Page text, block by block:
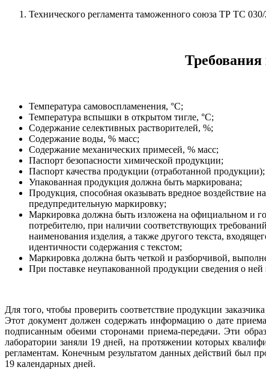
Технического регламента таможенного союза ТР ТС
Температура самовоспламенения, °С;
Температура вспышки в открытом тигле, °С;
Содержание селективных растворителей, %;
Содержание воды, % масс;
Содержание механических примесей, % масс;
Паспорт безопасности химической продукции;
Паспорт качества продукции (отработанной продукции);
Упакованная продукция должна быть маркирована;
Продукция, способная оказывать вредное
предупредительную маркировку;
Маркировка должна быть изложена на официальном и
потребителю, при наличии соответствующих
наименования изделия, а также другого текста,
идентичности содержания с текстом;
Маркировка должна быть четкой и разборчивой,
При поставке неупакованной продукции сведения о ней
Для того, чтобы проверить соответствие продукции
Этот документ должен содержать информацию о дате
подписанным обеими сторонами приема-передачи. Эти
лаборатории заняли 19 дней, на протяжении которых
регламентам. Конечным результатом данных действий был
19 календарных дней.